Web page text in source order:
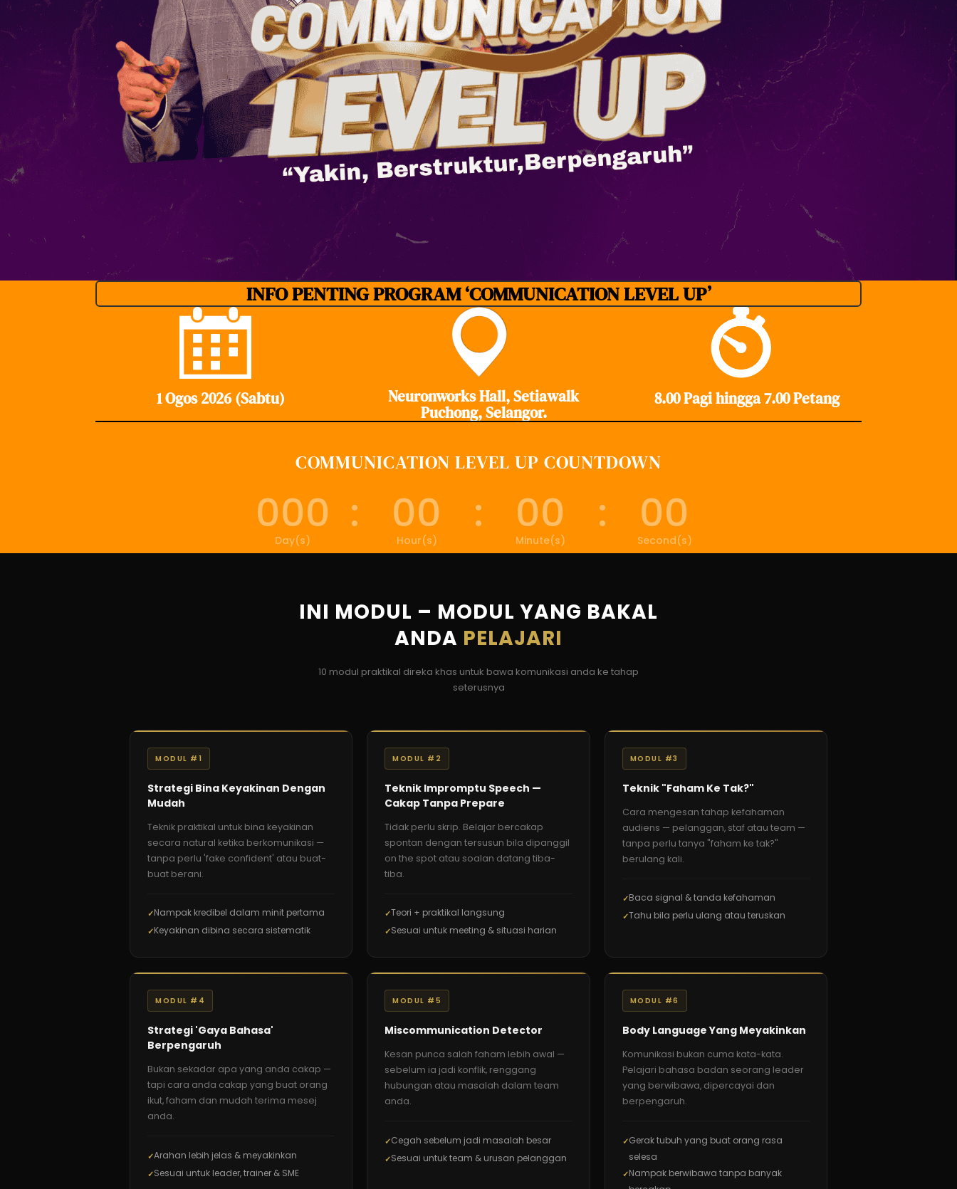
INFO PENTING PROGRAM ‘COMMUNICATION LEVEL UP’
1 Ogos 2026 (Sabtu) Neuronworks Hall, Setiawalk
Puchong, Selangor.
8.00 Pagi hingga 7.00 Petang
COMMUNICATION LEVEL UP COUNTDOWN
000
Day(s)
: 00
Hour(s)
: 00
Minute(s)
: 00
Second(s)
INI MODUL – MODUL YANG BAKAL
ANDA PELAJARI
10 modul praktikal direka khas untuk bawa komunikasi anda ke tahap
seterusnya
MODUL #1
Strategi Bina Keyakinan Dengan
Mudah
Teknik praktikal untuk bina keyakinan
secara natural ketika berkomunikasi —
tanpa perlu 'fake confident' atau buat-
buat berani.
Nampak kredibel dalam minit pertama
Keyakinan dibina secara sistematik
MODUL #2
Teknik Impromptu Speech —
Cakap Tanpa Prepare
Tidak perlu skrip. Belajar bercakap
spontan dengan tersusun bila dipanggil
on the spot atau soalan datang tiba-
tiba.
Teori + praktikal langsung
Sesuai untuk meeting & situasi harian
MODUL #3
Teknik "Faham Ke Tak?"
Cara mengesan tahap kefahaman
audiens — pelanggan, staf atau team —
tanpa perlu tanya "faham ke tak?"
berulang kali.
Baca signal & tanda kefahaman
Tahu bila perlu ulang atau teruskan
MODUL #4
Strategi 'Gaya Bahasa'
Berpengaruh
Bukan sekadar apa yang anda cakap —
tapi cara anda cakap yang buat orang
ikut, faham dan mudah terima mesej
anda.
Arahan lebih jelas & meyakinkan
Sesuai untuk leader, trainer & SME
MODUL #5
Miscommunication Detector
Kesan punca salah faham lebih awal —
sebelum ia jadi konflik, renggang
hubungan atau masalah dalam team
anda.
Cegah sebelum jadi masalah besar
Sesuai untuk team & urusan pelanggan
MODUL #6
Body Language Yang Meyakinkan
Komunikasi bukan cuma kata-kata.
Pelajari bahasa badan seorang leader
yang berwibawa, dipercayai dan
berpengaruh.
Gerak tubuh yang buat orang rasa
selesa
Nampak berwibawa tanpa banyak